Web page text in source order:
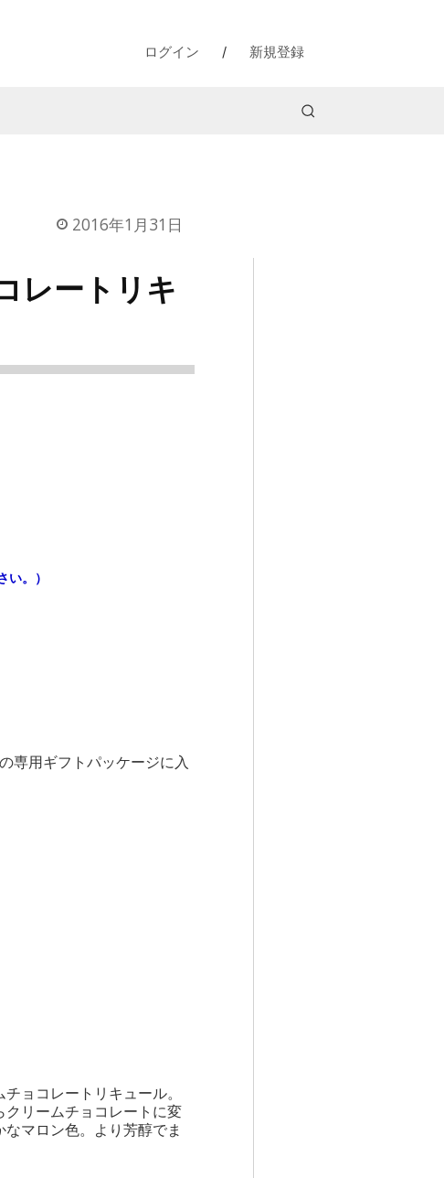
ログイン / 新規登録
2016年1月31日
レートリキ
い。）
専用ギフトパッケージに入
ョコレートリキュール。
リームチョコレートに変
マロン色。より芳醇でま